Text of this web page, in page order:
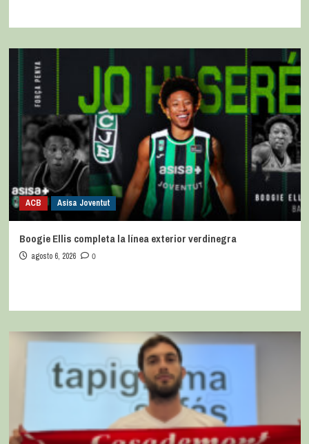
ACB Asisa Joventut
Boogie Ellis completa la línea exterior verdinegra
agosto 6, 2026 0